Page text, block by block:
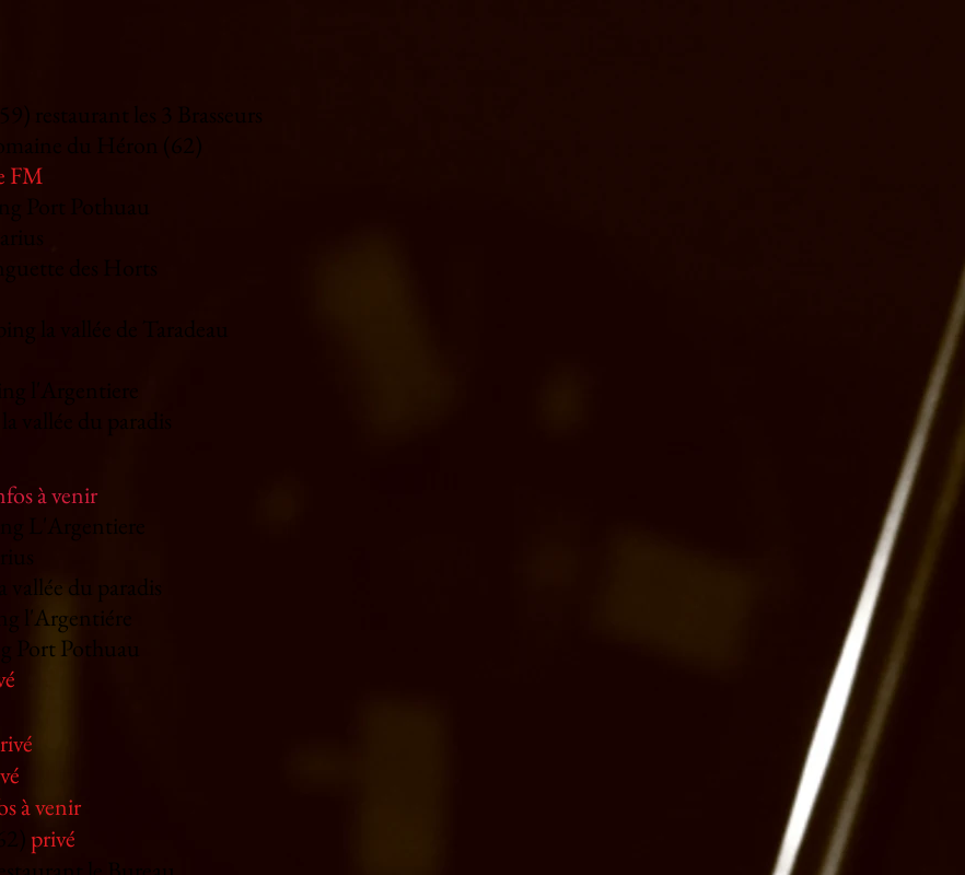
restaurant les 3 Brasseurs
du Héron (62)
FM
Port Pothuau
des Horts
la vallée de Taradeau
l'Argentiere
vallée du paradis
à venir
L'Argentiere
du paradis
l'Argentiére
Port Pothuau
à venir
privé